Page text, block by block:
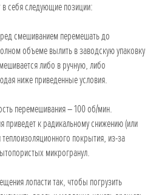
себя следующие позиции:
смешиванием перемешать до
объеме вылить в заводскую упаковку
либо в ручную, либо
ниже приведенные условия.
перемешивания – 100 об/мин.
к радикальному снижению (или
покрытия, из-за
микрогранул.
лопасти так, чтобы погрузить